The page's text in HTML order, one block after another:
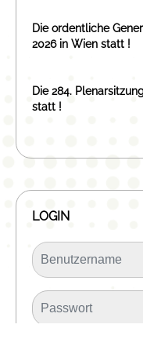
Die ordentliche
2026 in Wien statt !
Die 284.
statt !
LOGIN
Benutzername
Passwort